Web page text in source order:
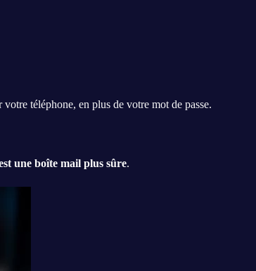
téléphone, en plus de votre mot de passe.
une boîte mail plus sûre.